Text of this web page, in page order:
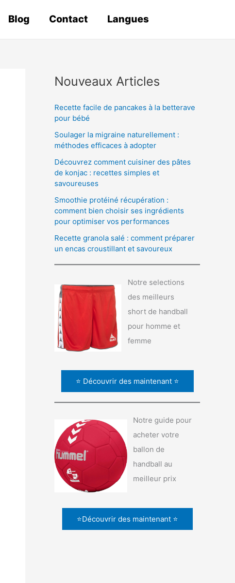
Blog Contact Langues
Nouveaux Articles
Recette facile de pancakes à la betterave
pour bébé
Soulager la migraine naturellement :
méthodes efficaces à adopter
Découvrez comment cuisiner des pâtes
de konjac : recettes simples et
savoureuses
Smoothie protéiné récupération :
comment bien choisir ses ingrédients
pour optimiser vos performances
Recette granola salé : comment préparer
un encas croustillant et savoureux
Notre selections
des meilleurs
short de handball
pour homme et
femme
⭐ Découvrir des maintenant ⭐
Notre guide pour
acheter votre
ballon de
handball au
meilleur prix
⭐Découvrir des maintenant ⭐